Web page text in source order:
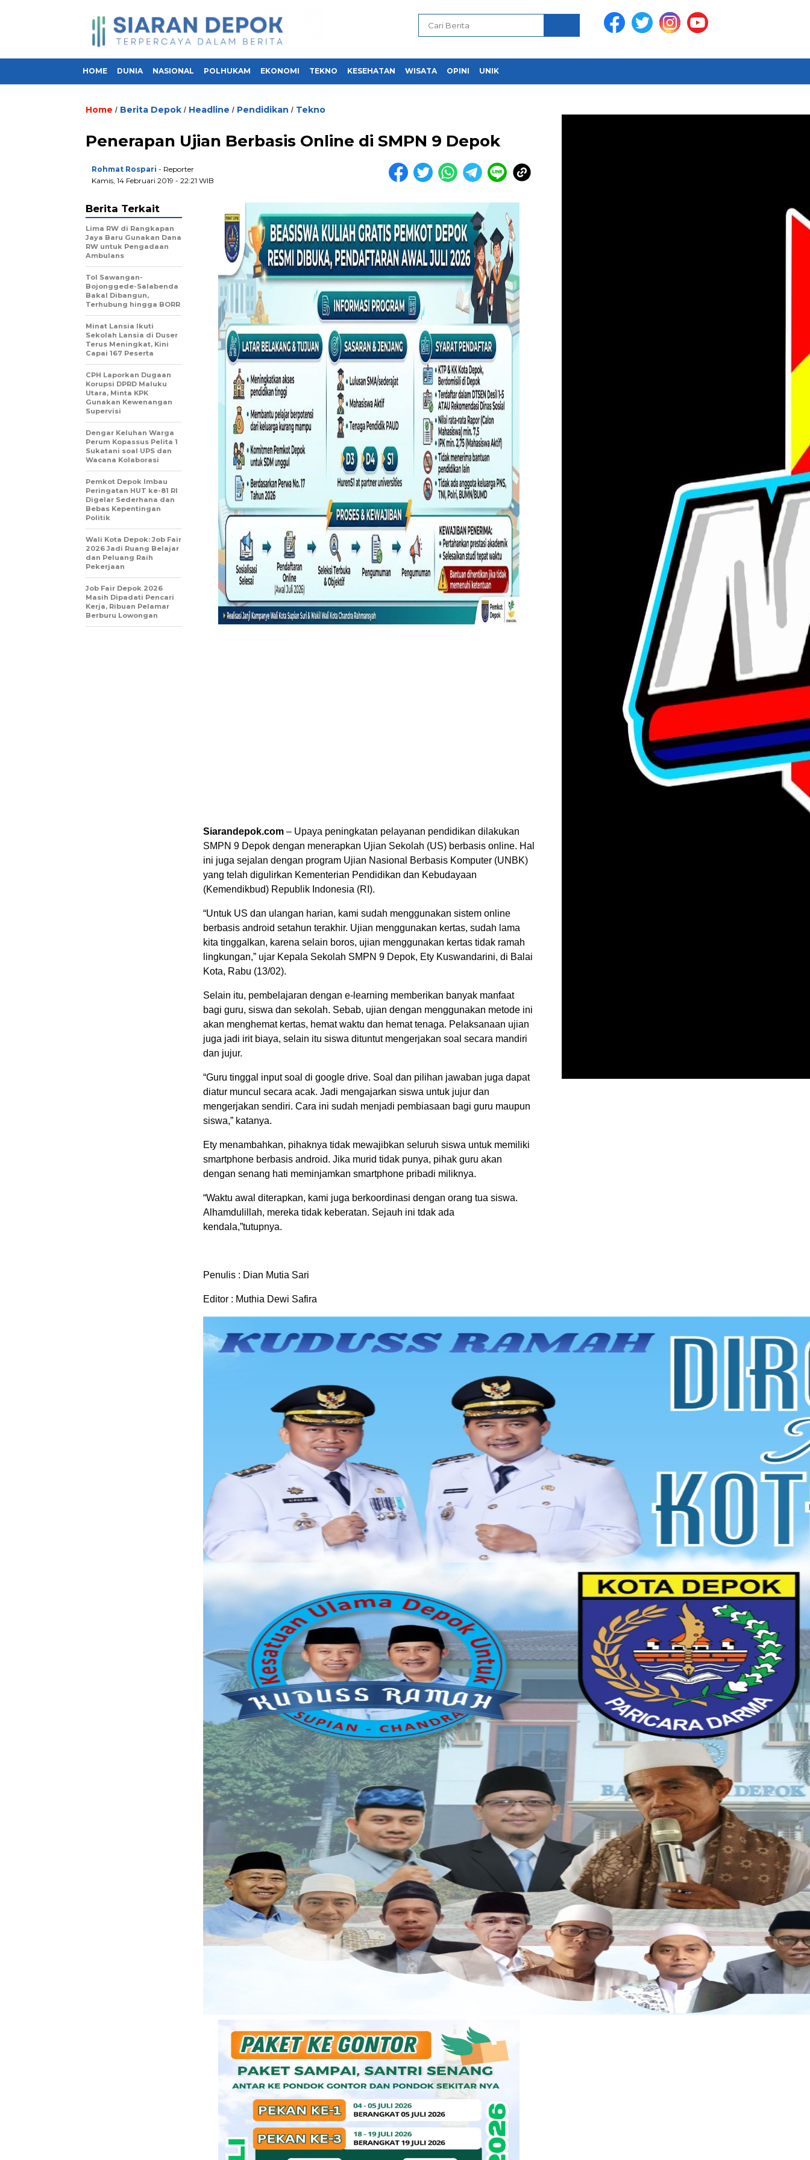
HOME DUNIA NASIONAL POLHUKAM EKONOMI TEKNO KESEHATAN WISATA OPINI UNIK
Home / Berita Depok / Headline / Pendidikan / Tekno
Penerapan Ujian Berbasis Online di SMPN 9 Depok
Rohmat Rospari - Reporter
Kamis, 14 Februari 2019 - 22:21 WIB
Siarandepok.com – Upaya peningkatan pelayanan pendidikan dilakukan
SMPN 9 Depok dengan menerapkan Ujian Sekolah (US) berbasis online. Hal
ini juga sejalan dengan program Ujian Nasional Berbasis Komputer (UNBK)
yang telah digulirkan Kementerian Pendidikan dan Kebudayaan
(Kemendikbud) Republik Indonesia (RI).
“Untuk US dan ulangan harian, kami sudah menggunakan sistem online
berbasis android setahun terakhir. Ujian menggunakan kertas, sudah lama
kita tinggalkan, karena selain boros, ujian menggunakan kertas tidak ramah
lingkungan,” ujar Kepala Sekolah SMPN 9 Depok, Ety Kuswandarini, di Balai
Kota, Rabu (13/02).
Selain itu, pembelajaran dengan e-learning memberikan banyak manfaat
bagi guru, siswa dan sekolah. Sebab, ujian dengan menggunakan metode ini
akan menghemat kertas, hemat waktu dan hemat tenaga. Pelaksanaan ujian
juga jadi irit biaya, selain itu siswa dituntut mengerjakan soal secara mandiri
dan jujur.
“Guru tinggal input soal di google drive. Soal dan pilihan jawaban juga dapat
diatur muncul secara acak. Jadi mengajarkan siswa untuk jujur dan
mengerjakan sendiri. Cara ini sudah menjadi pembiasaan bagi guru maupun
siswa,” katanya.
Ety menambahkan, pihaknya tidak mewajibkan seluruh siswa untuk memiliki
smartphone berbasis android. Jika murid tidak punya, pihak guru akan
dengan senang hati meminjamkan smartphone pribadi miliknya.
“Waktu awal diterapkan, kami juga berkoordinasi dengan orang tua siswa.
Alhamdulillah, mereka tidak keberatan. Sejauh ini tdak ada
kendala,”tutupnya.
Penulis : Dian Mutia Sari
Editor : Muthia Dewi Safira
Berita Terkait
Lima RW di Rangkapan
Jaya Baru Gunakan Dana
RW untuk Pengadaan
Ambulans
Tol Sawangan-
Bojonggede-Salabenda
Bakal Dibangun,
Terhubung hingga BORR
Minat Lansia Ikuti
Sekolah Lansia di Duser
Terus Meningkat, Kini
Capai 167 Peserta
CPH Laporkan Dugaan
Korupsi DPRD Maluku
Utara, Minta KPK
Gunakan Kewenangan
Supervisi
Dengar Keluhan Warga
Perum Kopassus Pelita 1
Sukatani soal UPS dan
Wacana Kolaborasi
Pemkot Depok Imbau
Peringatan HUT ke-81 RI
Digelar Sederhana dan
Bebas Kepentingan
Politik
Wali Kota Depok: Job Fair
2026 Jadi Ruang Belajar
dan Peluang Raih
Pekerjaan
Job Fair Depok 2026
Masih Dipadati Pencari
Kerja, Ribuan Pelamar
Berburu Lowongan